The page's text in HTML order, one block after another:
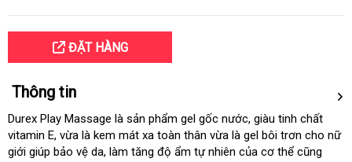
ĐẶT HÀNG
Thông tin
Durex Play Massage là sản phẩm gel gốc nướcbền
, giàu tinh chất
vitamin Etham
khảo
, vừa là kem mát xa toàn thân vừa là gel bôi trơn cho nữ
giới giúp bảo vệ dathanh
, làm tăng độ ẩm tự nhiên Đài
của cơ thể dịch
cũng